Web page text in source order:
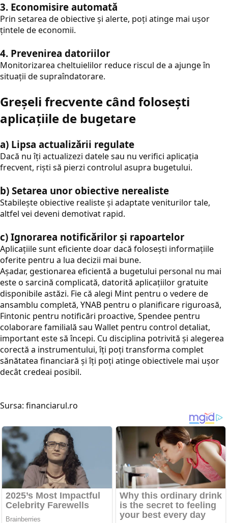
3. Economisire automată
Prin setarea de obiective și alerte, poți atinge mai ușor
țintele de economii.
4. Prevenirea datoriilor
Monitorizarea cheltuielilor reduce riscul de a ajunge în
situații de supraîndatorare.
Greșeli frecvente când folosești
aplicațiile de bugetare
a) Lipsa actualizării regulate
Dacă nu îți actualizezi datele sau nu verifici aplicația
frecvent, riști să pierzi controlul asupra bugetului.
b) Setarea unor obiective nerealiste
Stabilește obiective realiste și adaptate veniturilor tale,
altfel vei deveni demotivat rapid.
c) Ignorarea notificărilor și rapoartelor
Aplicațiile sunt eficiente doar dacă folosești informațiile
oferite pentru a lua decizii mai bune.
Aşadar, gestionarea eficientă a bugetului personal nu mai
este o sarcină complicată, datorită aplicațiilor gratuite
disponibile astăzi. Fie că alegi Mint pentru o vedere de
ansamblu completă, YNAB pentru o planificare riguroasă,
Fintonic pentru notificări proactive, Spendee pentru
colaborare familială sau Wallet pentru control detaliat,
important este să începi. Cu disciplina potrivită și alegerea
corectă a instrumentului, îți poți transforma complet
sănătatea financiară și îți poți atinge obiectivele mai ușor
decât credeai posibil.
Sursa: financiarul.ro